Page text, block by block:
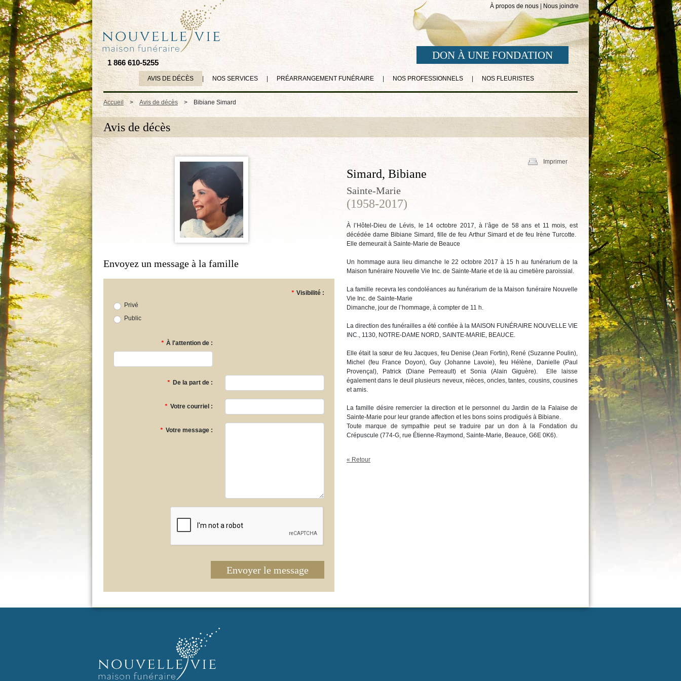
À propos de nous Nous joindre
1 866 610-5255
DON À UNE FONDATION
AVIS DE DÉCÈS NOS SERVICES PRÉARRANGEMENT FUNÉRAIRE NOS PROFESSIONNELS NOS FLEURISTES
Accueil > Avis de décès > Bibiane Simard
Avis de décès
Envoyez un message à la famille
* Visibilité :
Privé
Public
* À l'attention de :
* De la part de :
* Votre courriel :
* Votre message :
Envoyer le message
Imprimer
Simard, Bibiane
Sainte-Marie
(1958-2017)
À l’Hôtel-Dieu de Lévis, le 14 octobre 2017, à l’âge de 58 ans et 11 mois, est
décédée dame Bibiane Simard, fille de feu Arthur Simard et de feu Irène Turcotte.
Elle demeurait à Sainte-Marie de Beauce
Un hommage aura lieu dimanche le 22 octobre 2017 à 15 h au funérarium de la
Maison funéraire Nouvelle Vie Inc. de Sainte-Marie et de là au cimetière paroissial.
La famille recevra les condoléances au funérarium de la Maison funéraire Nouvelle
Vie Inc. de Sainte-Marie
Dimanche, jour de l’hommage, à compter de 11 h.
La direction des funérailles a été confiée à la MAISON FUNÉRAIRE NOUVELLE VIE
INC., 1130, NOTRE-DAME NORD, SAINTE-MARIE, BEAUCE.
Elle était la sœur de feu Jacques, feu Denise (Jean Fortin), René (Suzanne Poulin),
Michel (feu France Doyon), Guy (Johanne Lavoie), feu Hélène, Danielle (Paul
Provençal), Patrick (Diane Perreault) et Sonia (Alain Giguère). Elle laisse
également dans le deuil plusieurs neveux, nièces, oncles, tantes, cousins, cousines
et amis.
La famille désire remercier la direction et le personnel du Jardin de la Falaise de
Sainte-Marie pour leur grande affection et les bons soins prodigués à Bibiane.
Toute marque de sympathie peut se traduire par un don à la Fondation du
Crépuscule (774-G, rue Étienne-Raymond, Sainte-Marie, Beauce, G6E 0K6).
« Retour